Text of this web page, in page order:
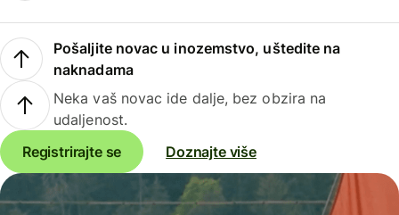
Pošaljite novac u inozemstvo, uštedite na
naknadama
Neka vaš novac ide dalje, bez obzira na
udaljenost.
Registrirajte se
Doznajte više